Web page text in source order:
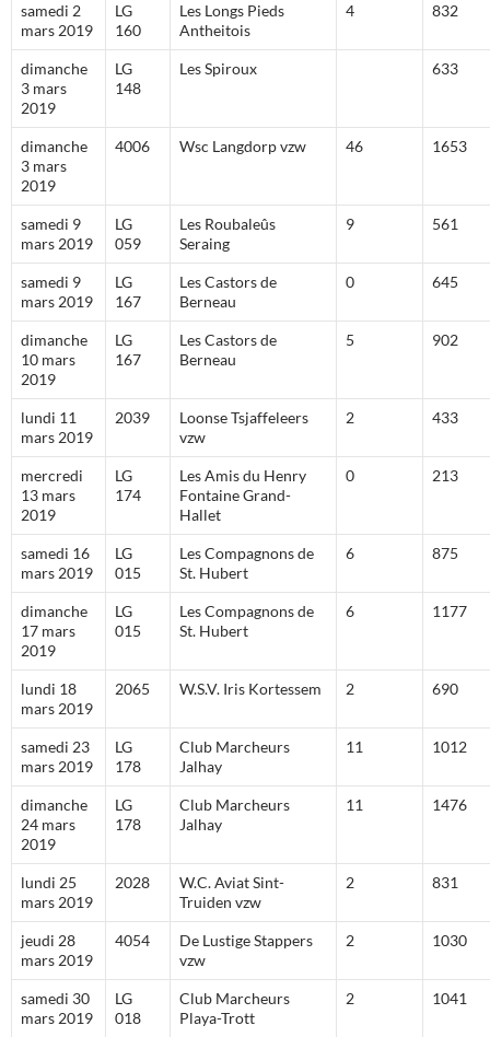
samedi 2
mars 2019
LG
160
Les Longs Pieds
Antheitois
4 832
dimanche
3 mars
2019
LG
148
Les Spiroux 633
dimanche
3 mars
2019
4006 Wsc Langdorp vzw 46 1653
samedi 9
mars 2019
LG
059
Les Roubaleûs
Seraing
9 561
samedi 9
mars 2019
LG
167
Les Castors de
Berneau
0 645
dimanche
10 mars
2019
LG
167
Les Castors de
Berneau
5 902
lundi 11
mars 2019
2039
Loonse Tsjaffeleers
vzw
2 433
mercredi
13 mars
2019
LG
174
Les Amis du Henry
Fontaine Grand-
Hallet
0 213
samedi 16
mars 2019
LG
015
Les Compagnons de
St. Hubert
6 875
dimanche
17 mars
2019
LG
015
Les Compagnons de
St. Hubert
6 1177
lundi 18
mars 2019
2065 W.S.V. Iris Kortessem 2 690
samedi 23
mars 2019
LG
178
Club Marcheurs
Jalhay
11 1012
dimanche
24 mars
2019
LG
178
Club Marcheurs
Jalhay
11 1476
lundi 25
mars 2019
2028
W.C. Aviat Sint-
Truiden vzw
2 831
jeudi 28
mars 2019
4054
De Lustige Stappers
vzw
2 1030
samedi 30
mars 2019
LG
018
Club Marcheurs
Playa-Trott
2 1041